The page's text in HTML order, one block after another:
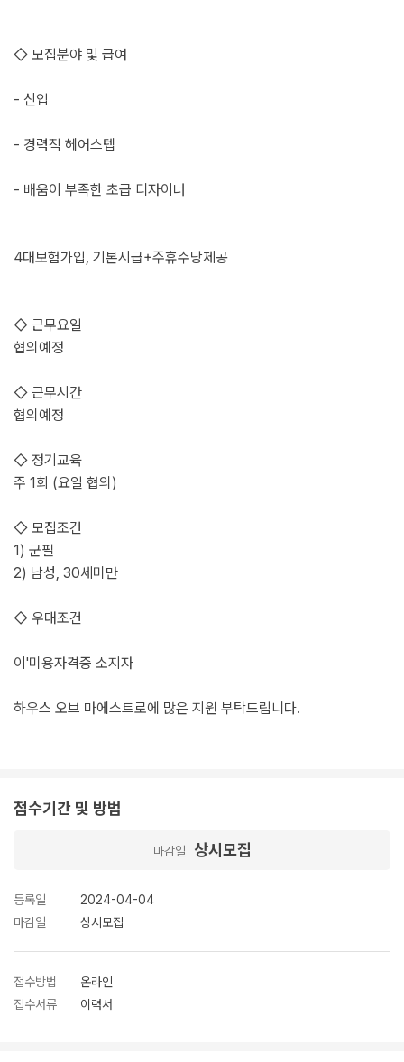
◇ 모집분야 및 급여
- 신입
- 경력직 헤어스텝
- 배움이 부족한 초급 디자이너
4대보험가입, 기본시급+주휴수당제공
◇ 근무요일
협의예정
◇ 근무시간
협의예정
◇ 정기교육
주 1회 (요일 협의)
◇ 모집조건
1) 군필
2) 남성, 30세미만
◇ 우대조건
이'미용자격증 소지자
하우스 오브 마에스트로에 많은 지원 부탁드립니다.
접수기간 및 방법
마감일 상시모집
등록일
2024-04-04
마감일
상시모집
접수방법
온라인
접수서류
이력서